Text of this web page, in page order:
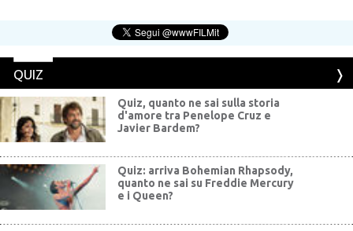
QUIZ
Quiz, quanto ne sai sulla storia
d'amore tra Penelope Cruz e
Javier Bardem?
Quiz: arriva Bohemian Rhapsody,
quanto ne sai su Freddie Mercury
e i Queen?